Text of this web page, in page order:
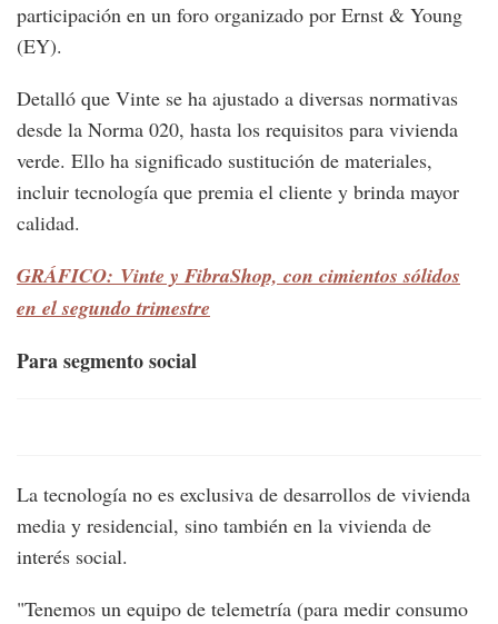
participación en un foro organizado por Ernst & Young
(EY).
Detalló que Vinte se ha ajustado a diversas normativas
desde la Norma 020, hasta los requisitos para vivienda
verde. Ello ha significado sustitución de materiales,
incluir tecnología que premia el cliente y brinda mayor
calidad.
GRÁFICO: Vinte y FibraShop, con cimientos sólidos
en el segundo trimestre
Para segmento social
La tecnología no es exclusiva de desarrollos de vivienda
media y residencial, sino también en la vivienda de
interés social.
"Tenemos un equipo de telemetría (para medir consumo